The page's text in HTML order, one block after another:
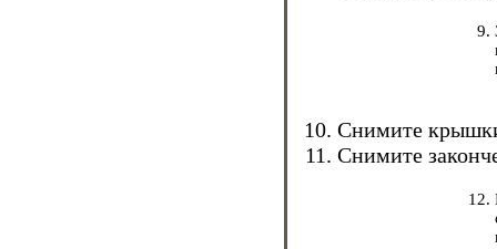
Снимите
Снимите